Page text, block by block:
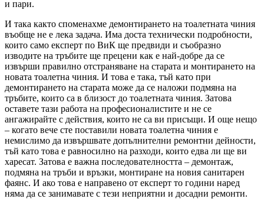
и пари.
И така както споменахме демонтирането на тоалетната чиния
въобще не е лека задача. Има доста технически подробности,
които само експерт по ВиК ще предвиди и съобразно
изводите на тръбите ще прецени как е най-добре да се
извърши правилно отстраняване на старата и монтирането на
новата тоалетна чиния. И това е така, тъй като при
демонтирането на старата може да се наложи подмяна на
тръбите, които са в близост до тоалетната чиния. Затова
оставете тази работа на професионалистите и не се
ангажирайте с действия, които не са ви присъщи. И още нещо
– когато вече сте поставили новата тоалетна чиния е
немислимо да извършвате допълнителни ремонтни дейности,
тъй като това е равносилно на разходи, които едва ли ще ви
харесат. Затова е важна последователността – демонтаж,
подмяна на тръби и връзки, монтиране на новия санитарен
фаянс. И ако това е направено от експерт то години наред
няма да се занимавате с тези неприятни и досадни ремонти.